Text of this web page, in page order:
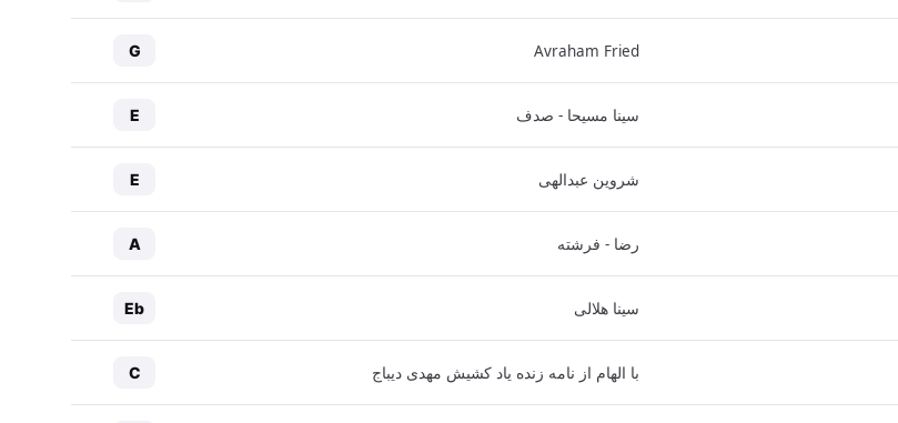
Avraham Fried
G
سینا مسیحا - صدف E
شروین عبدالهی E
رضا - فرشته A
سینا هلالی Eb
با الهام از نامه زنده یاد کشیش مهدی دیباج C